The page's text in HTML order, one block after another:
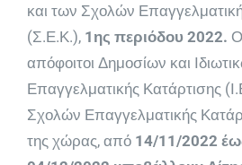
και των Σχολών Επαγγ
(Σ.Ε.Κ.), 1 ης περιόδου 2022.
απόφοιτοι Δημοσίων και Ιδιωτικ
Επαγγελματικής Κατάρτισης (
Σχολών Επαγγελματικής
της χώρας, από 14/1 1/2022